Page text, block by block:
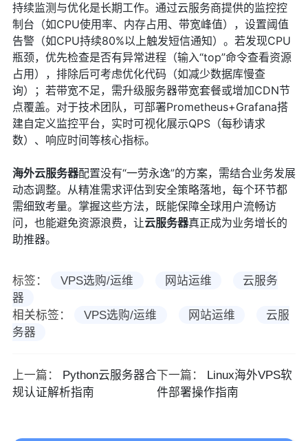
持续监测与优化是长期工作。通过云服务商提供的监控控
制台（如CPU使用率、内存占用、带宽峰值），设置阈值
告警（如CPU持续80%以上触发短信通知）。若发现CPU
瓶颈，优先检查是否有异常进程（输入“top”命令查看资源
占用），排除后可考虑优化代码（如减少数据库慢查
询）；若带宽不足，需升级服务器带宽套餐或增加CDN节
点覆盖。对于技术团队，可部署Prometheus+Grafana搭
建自定义监控平台，实时可视化展示QPS（每秒请求
数）、响应时间等核心指标。
海外云服务器配置没有“一劳永逸”的方案，需结合业务发展
动态调整。从精准需求评估到安全策略落地，每个环节都
需细致考量。掌握这些方法，既能保障全球用户流畅访
问，也能避免资源浪费，让云服务器真正成为业务增长的
助推器。
标签： VPS选购/运维 网站运维
云服务
器
相关标签：
VPS选购/运维 网站运维
云服
务器
上一篇：
Python云服务器合
规认证解析指南
下一篇：
Linux海外VPS软
件部署操作指南